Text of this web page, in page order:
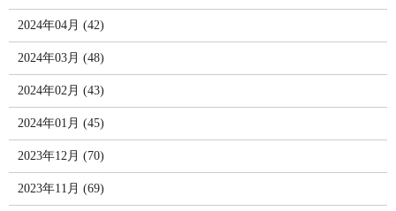
2024年04月 (42)
2024年03月 (48)
2024年02月 (43)
2024年01月 (45)
2023年12月 (70)
2023年11月 (69)